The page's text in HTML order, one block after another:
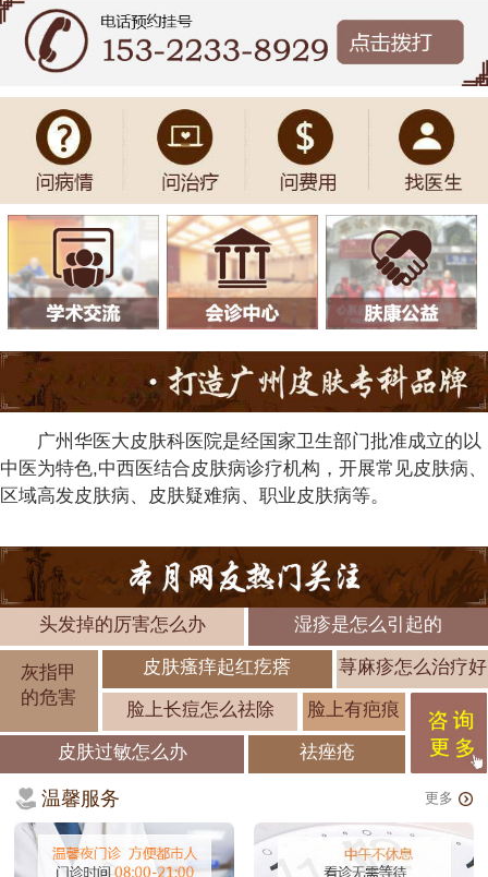
广州华医大皮肤科医院是经国家卫生部门批准成立的以
中医为特色,中西医结合皮肤病诊疗机构，开展常见皮肤病、
区域高发皮肤病、皮肤疑难病、职业皮肤病等。
头发掉的厉害怎么办 湿疹是怎么引起的
灰指甲
的危害
皮肤瘙痒起红疙瘩 荨麻疹怎么治疗好
脸上长痘怎么祛除 脸上有疤痕
皮肤过敏怎么办 祛痤疮
温馨服务 更多